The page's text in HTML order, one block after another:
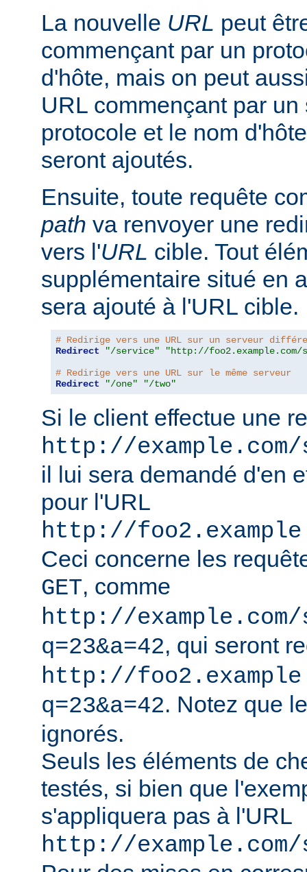
La nouvelle URL peut
commençant par un
d'hôte, mais on peut
URL commençant par
protocole et le nom
seront ajoutés.
Ensuite, toute requête
path va renvoyer une
vers l'URL cible. Tout
supplémentaire situé en
sera ajouté à l'URL cible.
# Redirige vers une URL sur un serveur
Redirect
"/service"
"http://foo2.example.com/
# Redirige vers une URL sur le même serveur
Redirect
"/one" "/two"
Si le client effectue une
http://
il lui sera demandé d'en
pour l'URL
http://
Ceci concerne les
GET, comme
http://
q=23&a=42, qui seront
http://
q=23&a=42. Notez que
ignorés.
Seuls les éléments de
testés, si bien que
s'appliquera pas à l'URL
http://